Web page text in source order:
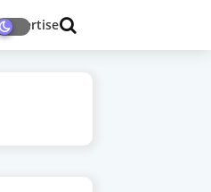
Advertise